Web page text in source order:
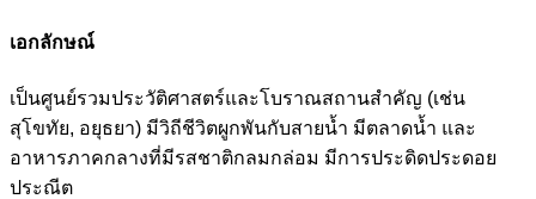
เอกลักษณ์
เป็นศูนย์รวมประวัติศาสตร์และโบราณสถานสำคัญ (เช่น
สุโขทัย, อยุธยา) มีวิถีชีวิตผูกพันกับสายน้ำ มีตลาดน้ำ และ
อาหารภาคกลางที่มีรสชาติกลมกล่อม มีการประดิดประดอย
ประณีต